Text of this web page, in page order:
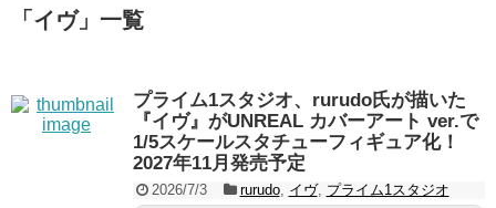
「 イヴ」 一覧
プライム1スタジオ、rurudo氏が描いた
『イヴ』がUNREAL カバーアート ver.で
1/5スケールスタチューフィギュア化！
2027年11月発売予定
2026/7/3 rurudo, イヴ, プライム1スタジオ